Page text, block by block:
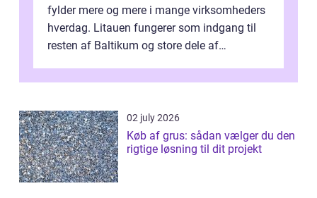
fylder mere og mere i mange virksomheders
hverdag. Litauen fungerer som indgang til
resten af Baltikum og store dele af
02 july 2026
Køb af grus: sådan vælger du den
rigtige løsning til dit projekt